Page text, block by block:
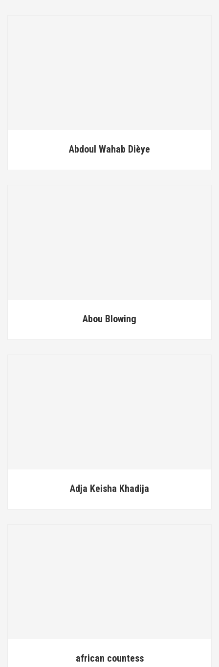
Abdoul Wahab Dièye
Abou Blowing
Adja Keisha Khadija
african countess